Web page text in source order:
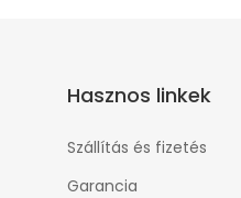
Hasznos linkek
Szállítás és fizetés
Garancia